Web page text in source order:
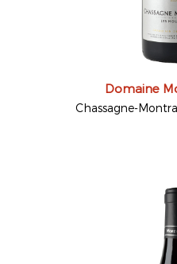
Domaine
Chassagne-